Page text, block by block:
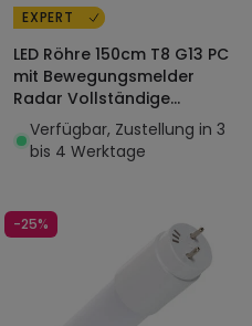
EXPERT
LED Röhre 150cm T8 G13 PC
mit Bewegungsmelder
Radar Vollständige
Ausschaltung Einseitiger
Anschluss 23W 140lm/W
Verfügbar, Zustellung in 3
bis 4 Werktage
-25%